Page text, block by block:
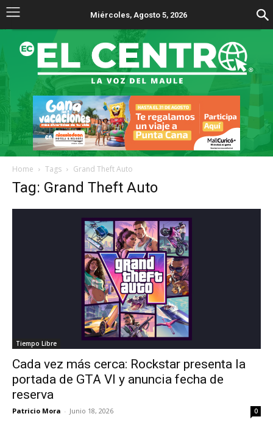
Miércoles, Agosto 5, 2026
Home Tags Grand Theft Auto
Tag: Grand Theft Auto
Tiempo Libre
Cada vez más cerca: Rockstar presenta la
portada de GTA VI y anuncia fecha de
reserva
Patricio Mora - Junio 18, 2026 0